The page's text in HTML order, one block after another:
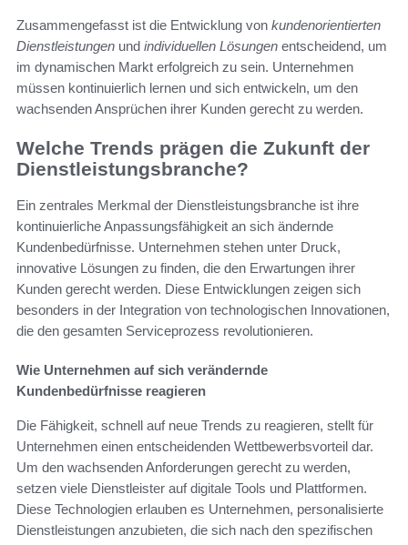
Zusammengefasst ist die Entwicklung von kundenorientierten
Dienstleistungen und individuellen Lösungen entscheidend, um
im dynamischen Markt erfolgreich zu sein. Unternehmen
müssen kontinuierlich lernen und sich entwickeln, um den
wachsenden Ansprüchen ihrer Kunden gerecht zu werden.
Welche Trends prägen die Zukunft der
Dienstleistungsbranche?
Ein zentrales Merkmal der Dienstleistungsbranche ist ihre
kontinuierliche Anpassungsfähigkeit an sich ändernde
Kundenbedürfnisse. Unternehmen stehen unter Druck,
innovative Lösungen zu finden, die den Erwartungen ihrer
Kunden gerecht werden. Diese Entwicklungen zeigen sich
besonders in der Integration von technologischen Innovationen,
die den gesamten Serviceprozess revolutionieren.
Wie Unternehmen auf sich verändernde
Kundenbedürfnisse reagieren
Die Fähigkeit, schnell auf neue Trends zu reagieren, stellt für
Unternehmen einen entscheidenden Wettbewerbsvorteil dar.
Um den wachsenden Anforderungen gerecht zu werden,
setzen viele Dienstleister auf digitale Tools und Plattformen.
Diese Technologien erlauben es Unternehmen, personalisierte
Dienstleistungen anzubieten, die sich nach den spezifischen